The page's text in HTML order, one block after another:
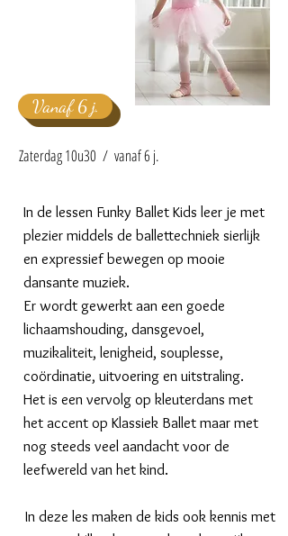
Zaterdag 10u30 / vanaf 6 j.
In de lessen Funky Ballet Kids leer je met
plezier middels de ballettechniek sierlijk
en expressief bewegen op mooie
dansante muziek.
Er wordt gewerkt aan een goede
lichaamshouding, dansgevoel,
muzikaliteit, lenigheid, souplesse,
coördinatie, uitvoering en uitstraling.
Het is een vervolg op kleuterdans met
het accent op Klassiek Ballet maar met
nog steeds veel aandacht voor de
leefwereld van het kind.
In deze les maken de kids ook kennis met
Vanaf 6 j.